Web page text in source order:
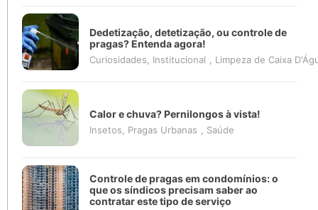
Dedetização, detetização, ou controle de
pragas? Entenda agora!
Curiosidades Institucional Limpeza de Caixa
Calor e chuva? Pernilongos à vista!
Insetos Pragas Urbanas Saúde
Controle de pragas em condomínios: o
que os síndicos precisam saber ao
contratar este tipo de serviço